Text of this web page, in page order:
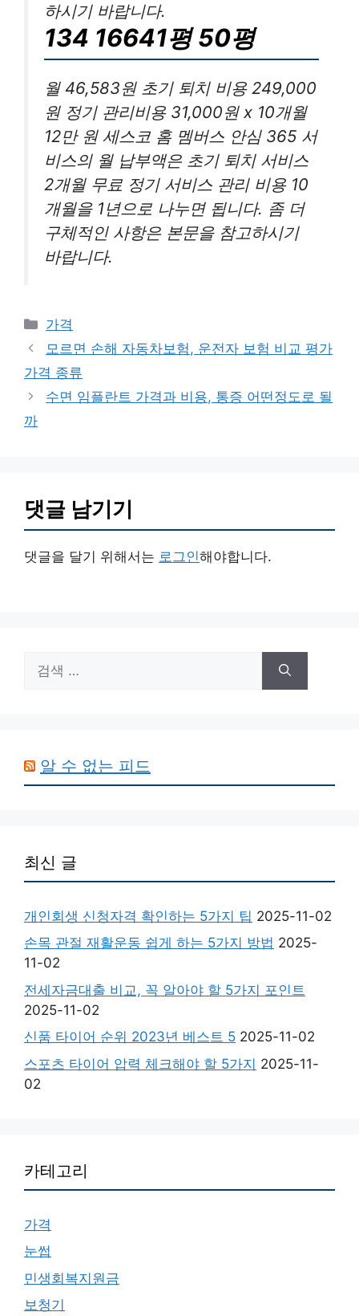
하시기 바랍니다.
134 16641평 50평
월 46,583원 초기 퇴치 비용 249,000
원 정기 관리비용 31,000원 x 10개월
12만 원 세스코 홈 멤버스 안심 365 서
비스의 월 납부액은 초기 퇴치 서비스
2개월 무료 정기 서비스 관리 비용 10
개월을 1년으로 나누면 됩니다. 좀 더
구체적인 사항은 본문을 참고하시기
바랍니다.
카
테
리
가격
모르면 손해 자동차보험, 운전자 보험 비교 평가
가격 종류
수면 임플란트 가격과 비용, 통증 어떤정도로 될
까
댓글 남기기
댓글을 달기 위해서는 로그인해야합니다.
색:
알 수 없는 피드
최신 글
개인회생 신청자격 확인하는 5가지 팁 2025-11-02
손목 관절 재활운동 쉽게 하는 5가지 방법 2025-
11-02
전세자금대출 비교, 꼭 알아야 할 5가지 포인트
2025-11-02
신품 타이어 순위 2023년 베스트 5 2025-11-02
스포츠 타이어 압력 체크해야 할 5가지 2025-11-
02
카테고리
가격
눈썹
민생회복지원금
보청기